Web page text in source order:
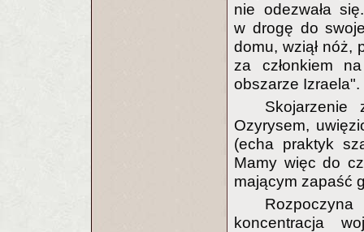
nie odezwała
w drogę do
domu, wziął nóż,
za członkiem
obszarze
Skojarzenie
Ozyrysem,
(echa praktyk
Mamy więc do
mającym zapaść
koncentracja